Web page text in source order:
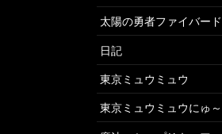
太陽の勇者ファイバード
日記
東京ミュウミュウ
東京ミュウミュウにゅ～